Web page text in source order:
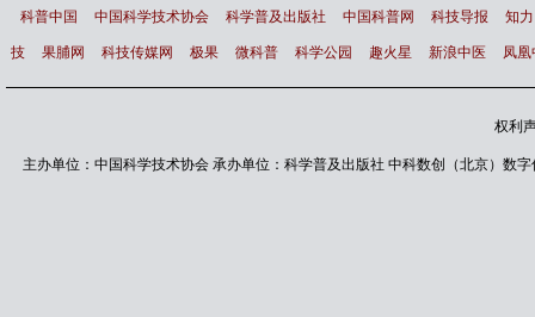
科普中国 中国科学技术协会 科学普及出版社 中国科普网 科技导报 知
技 果脯网 科技传媒网 极果 微科普 科学公园 趣火星 新浪中医 凤凰
权利
主办单位：中国科学技术协会 承办单位：科学普及出版社 中科数创（北京）数